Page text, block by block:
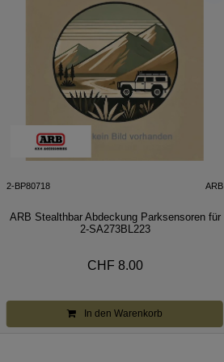
2-BP80718 ARB
ARB Stealthbar Abdeckung Parksensoren für
2-SA273BL223
CHF 8.00
In den Warenkorb